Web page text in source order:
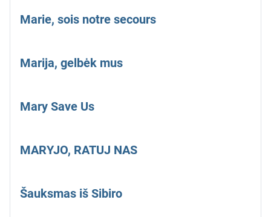
Marie, sois notre secours
Marija, gelbėk mus
Mary Save Us
MARYJO, RATUJ NAS
Šauksmas iš Sibiro